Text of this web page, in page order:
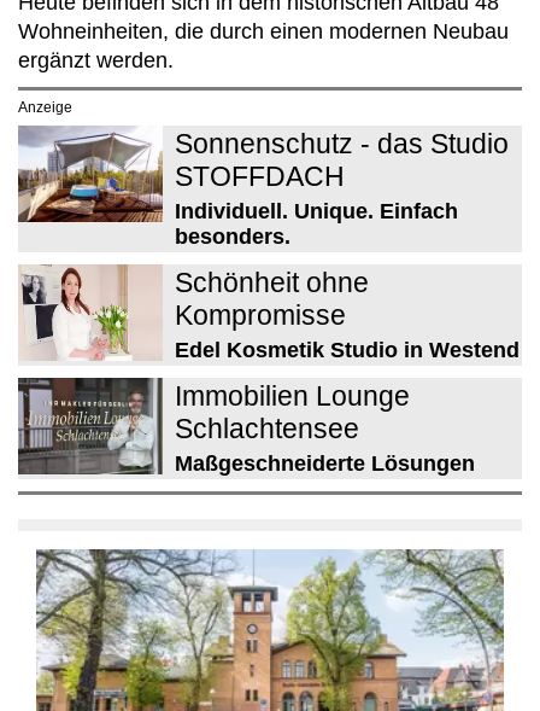
Wohneinheiten, die durch einen modernen Neubau
ergänzt werden.
Anzeige
Sonnenschutz - das Studio
STOFFDACH
Individuell. Unique. Einfach
besonders.
Schönheit ohne
Kompromisse
Edel Kosmetik Studio in Westend
Immobilien Lounge
Schlachtensee
Maßgeschneiderte Lösungen